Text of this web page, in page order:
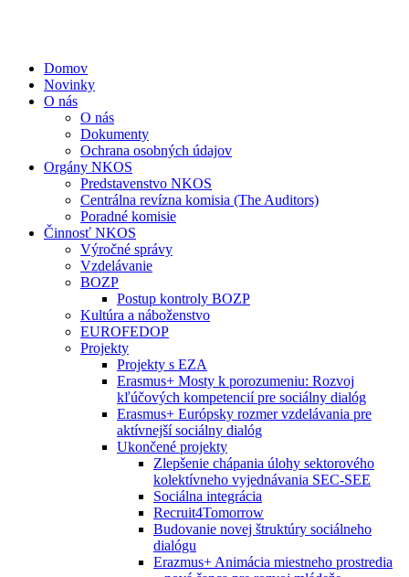
Domov
Novinky
O nás
O nás
Dokumenty
Ochrana osobných údajov
Orgány NKOS
Predstavenstvo NKOS
Centrálna revízna komisia (The Auditors)
Poradné komisie
Činnosť NKOS
Výročné správy
Vzdelávanie
BOZP
Postup kontroly BOZP
Kultúra a náboženstvo
EUROFEDOP
Projekty
Projekty s EZA
Erasmus+ Mosty k porozumeniu: Rozvoj
kľúčových kompetencií pre sociálny dialóg
Erasmus+ Európsky rozmer vzdelávania pre
aktívnejší sociálny dialóg
Ukončené projekty
Zlepšenie chápania úlohy sektorového
kolektívneho vyjednávania SEC-SEE
Sociálna integrácia
Recruit4Tomorrow
Budovanie novej štruktúry sociálneho
dialógu
Erazmus+ Animácia miestneho prostredia